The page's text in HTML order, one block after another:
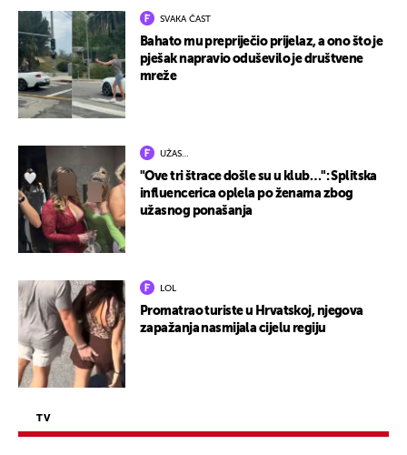
SVAKA ČAST
Bahato mu prepriječio prijelaz, a ono što je
pješak napravio oduševilo je društvene
mreže
UŽAS…
"Ove tri štrace došle su u klub…": Splitska
influencerica oplela po ženama zbog
užasnog ponašanja
LOL
Promatrao turiste u Hrvatskoj, njegova
zapažanja nasmijala cijelu regiju
TV